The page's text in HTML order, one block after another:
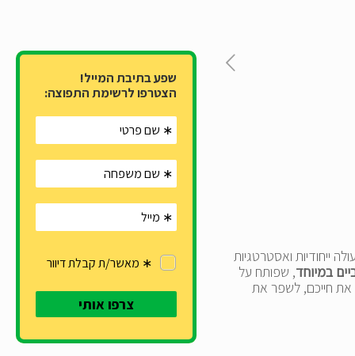
ייחודיות ואסטרטגיות
, שפותח על
את חייכם, לשפר את